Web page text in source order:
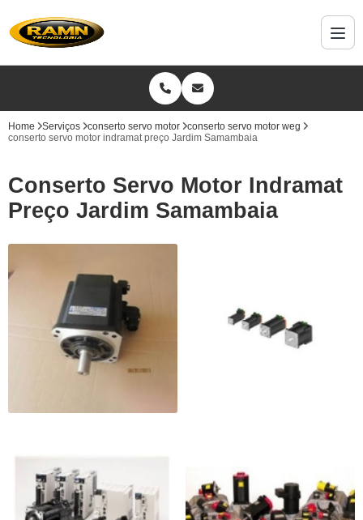
Home Serviços conserto servo motor
conserto servo motor weg
conserto servo motor indramat preço Jardim Samambaia
Conserto Servo Motor Indramat
Preço Jardim Samambaia